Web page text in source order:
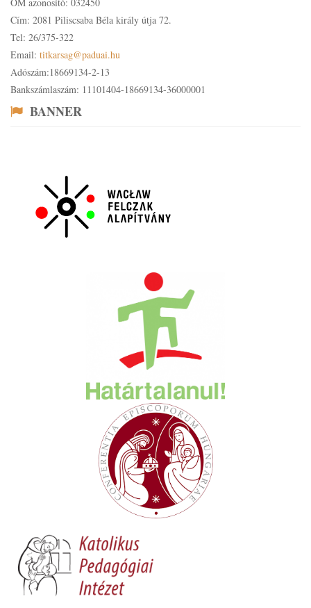
Cím: 2081 Piliscsaba Béla király útja 72.
Tel: 26/375-322
Email: titkarsag@paduai.hu
Adószám:18669134-2-13
Bankszámlaszám: 11101404-18669134-36000001
BANNER